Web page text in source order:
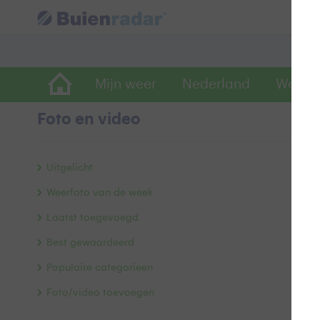
Mijn weer Nederland
Foto en video
Uitgelicht
Weerfoto van de week
Laatst toegevoegd
Best gewaardeerd
Populaire categorieën
Foto/video toevoegen